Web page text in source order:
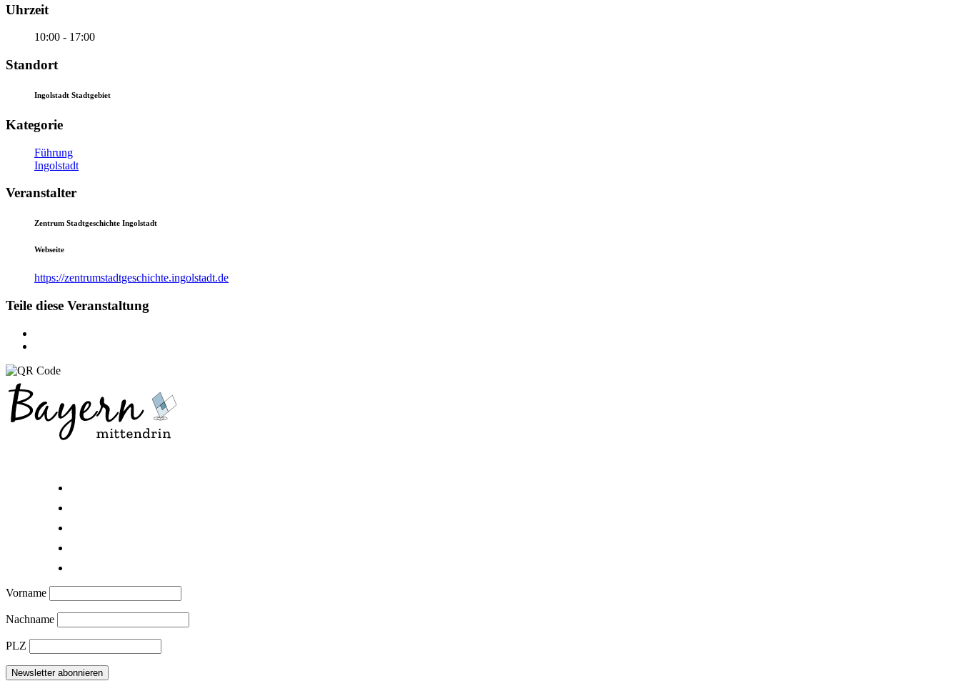
Uhrzeit
10:00 - 17:00
Standort
Ingolstadt Stadtgebiet
Kategorie
Führung
Ingolstadt
Veranstalter
Zentrum Stadtgeschichte Ingolstadt
Webseite
https://zentrumstadtgeschichte.ingolstadt.de
Teile diese Veranstaltung
Vorname
Nachname
PLZ